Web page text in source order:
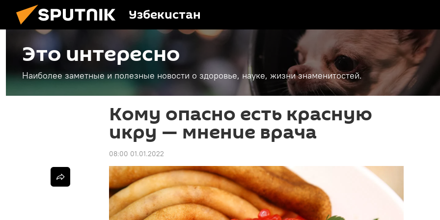
Узбекистан
Это интересно
Наиболее заметные и полезные новости о здоровье, науке, жизни знаменитостей.
Кому опасно есть красную
икру — мнение врача
08:00 01.01.2022